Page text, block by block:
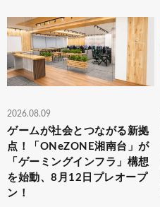
2026.08.09
ゲームが社会とつながる新拠
点！「ONeZONE湘南台」が
「ゲーミングインフラ」構想
を始動、8月12日プレオープ
ン！